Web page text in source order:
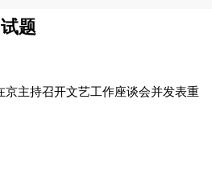
题
主持召开文艺工作座谈会并发表重